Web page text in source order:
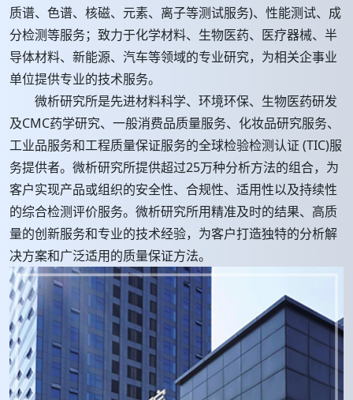
质谱、色谱、核磁、元素、离子等测试服务)、性能测试、成
分检测等服务；致力于化学材料、生物医药、医疗器械、半
导体材料、新能源、汽车等领域的专业研究，为相关企事业
单位提供专业的技术服务。
微析研究所是先进材料科学、环境环保、生物医药研发
及CMC药学研究、一般消费品质量服务、化妆品研究服务、
工业品服务和工程质量保证服务的全球检验检测认证 (TIC)服
务提供者。微析研究所提供超过25万种分析方法的组合，为
客户实现产品或组织的安全性、合规性、适用性以及持续性
的综合检测评价服务。微析研究所用精准及时的结果、高质
量的创新服务和专业的技术经验，为客户打造独特的分析解
决方案和广泛适用的质量保证方法。